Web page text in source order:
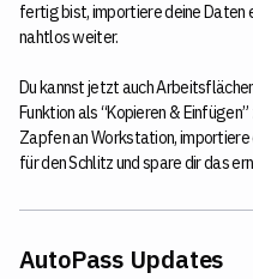
fertig bist, importiere deine Daten
nahtlos weiter.
Du kannst jetzt auch
Funktion als “Kopieren &
Zapfen an Workstation,
für den Schlitz und spare dir das
AutoPass Updates